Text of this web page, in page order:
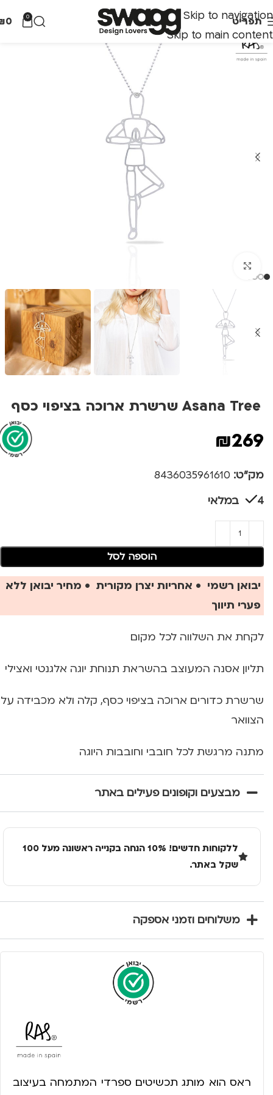
Skip to navigation
Skip to main content
תפריט 0
0
Asana Tree שרשרת ארוכה בציפוי כסף
₪269
מק"ט: 8436035961610
4 במלאי
הוספה לסל
יבואן רשמי • אחריות יצרן מקורית • מחיר יבואן ללא
פערי תיווך
לקחת את השלווה לכל מקום
תליון אסנה המעוצב בהשראת תנוחת יוגה אלגנטי ואצילי
שרשרת כדורים ארוכה בציפוי כסף, קלה ולא מכבידה על
הצוואר
מתנה מרגשת לכל חובבי וחובבות היוגה
מבצעים וקופונים פעילים באתר
ללקוחות חדשים! 10% הנחה בקנייה ראשונה מעל 100
שקל באתר.
משלוחים וזמני אספקה
ראס הוא מותג תכשיטים ספרדי המתמחה בעיצוב